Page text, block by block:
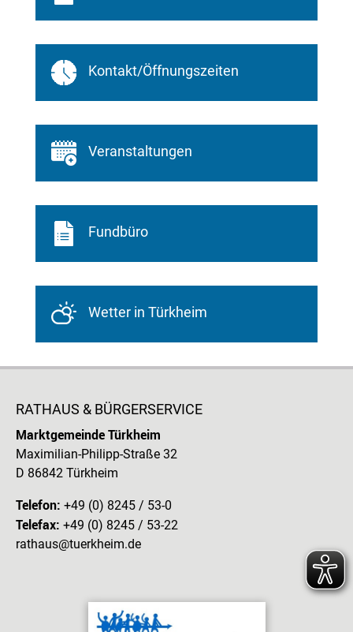
Kontakt/Öffnungszeiten
Veranstaltungen
Fundbüro
Wetter in Türkheim
RATHAUS & BÜRGERSERVICE
Marktgemeinde Türkheim
Maximilian-Philipp-Straße 32
D 86842 Türkheim
Telefon: +49 (0) 8245 / 53-0
Telefax: +49 (0) 8245 / 53-22
rathaus@tuerkheim.de